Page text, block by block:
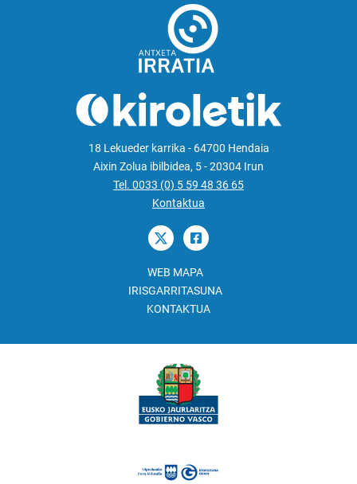
18 Lekueder karrika - 64700 Hendaia
Aixin Zolua ibilbidea, 5 - 20304 Irun
Tel. 0033 (0) 5 59 48 36 65
Kontaktua
WEB MAPA
IRISGARRITASUNA
KONTAKTUA